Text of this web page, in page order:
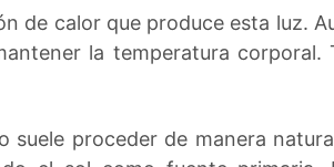
de calor que produce esta luz.
la temperatura
suele proceder de manera